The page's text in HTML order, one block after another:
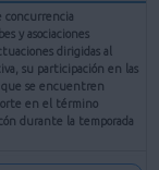
concurrencia
y asociaciones
dirigidas al
su participación en las
que se encuentren
en el término
durante la temporada